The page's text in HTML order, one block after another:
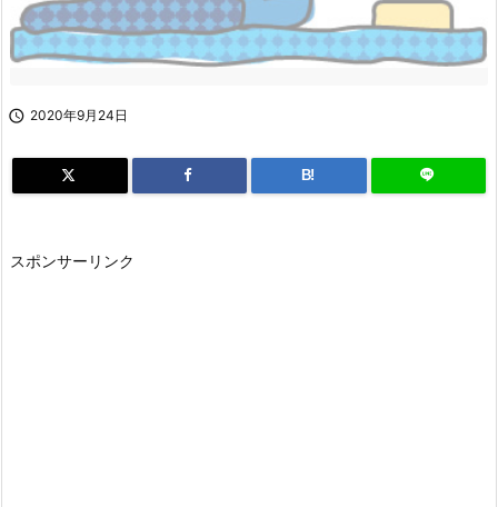
 2020年9月24日
B!
スポンサーリンク